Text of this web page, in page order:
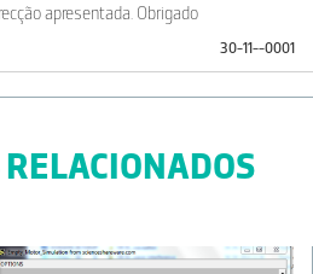
apresentada. Obrigado
30-11--0001
RELACIONADOS